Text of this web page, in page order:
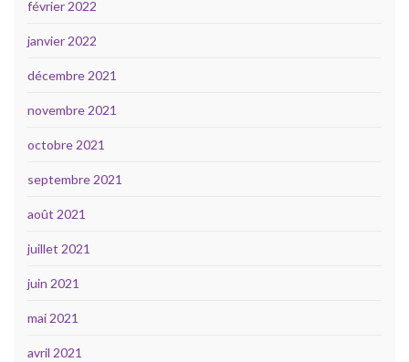
février 2022
janvier 2022
décembre 2021
novembre 2021
octobre 2021
septembre 2021
août 2021
juillet 2021
juin 2021
mai 2021
avril 2021